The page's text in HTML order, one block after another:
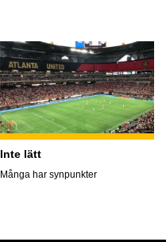
Inte lätt
Många har synpunkter